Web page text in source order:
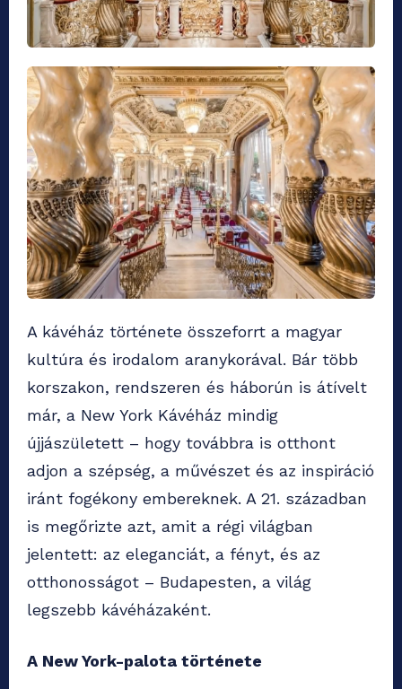
A kávéház története összeforrt a magyar
kultúra és irodalom aranykorával. Bár több
korszakon, rendszeren és háborún is átívelt
már, a New York Kávéház mindig
újjászületett – hogy továbbra is otthont
adjon a szépség, a művészet és az inspiráció
iránt fogékony embereknek. A 21. században
is megőrizte azt, amit a régi világban
jelentett: az eleganciát, a fényt, és az
otthonosságot – Budapesten, a világ
legszebb kávéházaként.
A New York-palota története